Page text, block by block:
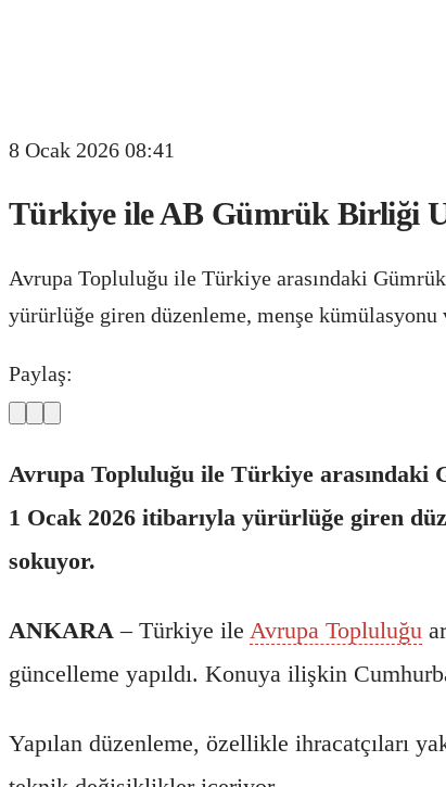
8 Ocak 2026 08:41
Türkiye ile AB Gümrük Birliği
Avrupa Topluluğu ile Türkiye arasındaki
yürürlüğe giren düzenleme, menşe
Paylaş:
Avrupa Topluluğu ile Türkiye arasındaki
1 Ocak 2026 itibarıyla yürürlüğe giren
sokuyor.
ANKARA – Türkiye ile Avrupa Topluluğu
güncelleme yapıldı. Konuya ilişkin
Yapılan düzenleme, özellikle ihracatçıları